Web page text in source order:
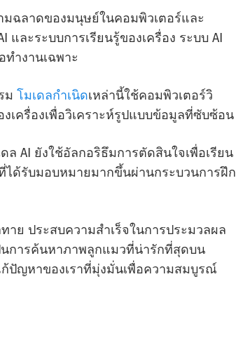
มฉลาดของมนุษย์ในคอมพิวเตอร์และ
ละระบบการเรียนรู้ของเครื่อง ระบบ AI
างานเฉพาะ
ม โมเดลกําเนิดเหล่านี้ใช้คอมพิวเตอร์วิ
เครื่องเพื่อวิเคราะห์รูปแบบข้อมูลที่ซับซ้อน
AI ยังใช้อัลกอริธึมการตัดสินใจเพื่อเรียน
ได้รับมอบหมายมากขึ้นผ่านกระบวนการฝึก
าย ประสบความสําเร็จในการประมวลผล
การค้นหาภาพลูกแมวที่น่ารักที่สุดบน
ปัญหาของเราที่มุ่งมั่นเพื่อความสมบูรณ์